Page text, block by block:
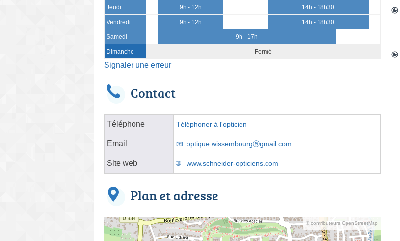
Jeudi 9h - 12h 14h - 18h30
Vendredi 9h - 12h 14h - 18h30
Samedi 9h - 17h
Dimanche Fermé
Signaler une erreur
Contact
Téléphone Téléphoner à l'opticien
Email optique.wissembourgⓐgmail.com
Site web www.schneider-opticiens.com
Plan et adresse
© contributeurs OpenStreetMap